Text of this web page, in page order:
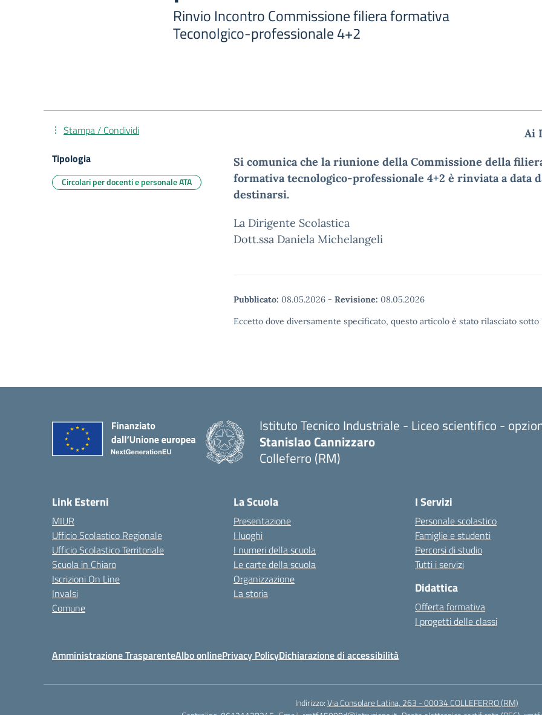
Rinvio Incontro Commissione filiera formativa
Teconolgico-professionale 4+2
Ai
Si comunica che la riunione della Commissione della
formativa tecnologico-professionale 4+2 è rinviata a data
destinarsi.
La Dirigente Scolastica
Dott.ssa Daniela Michelangeli
Pubblicato: 08.05.2026 - Revisione: 08.05.2026
Eccetto dove diversamente specificato, questo articolo è stato rilasciato
Stampa / Condividi
Tipologia
Circolari per docenti e personale ATA
Istituto Tecnico Industriale - Liceo scientifico -
Stanislao Cannizzaro
Colleferro (RM)
Link Esterni
MIUR
Ufficio Scolastico Regionale
Ufficio Scolastico Territoriale
Scuola in Chiaro
Iscrizioni On Line
Invalsi
Comune
La Scuola
Presentazione
I luoghi
I numeri della scuola
Le carte della scuola
Organizzazione
La storia
I Servizi
Personale scolastico
Famiglie e studenti
Percorsi di studio
Tutti i servizi
Didattica
Offerta formativa
I progetti delle classi
Amministrazione TrasparenteAlbo onlinePrivacy PolicyDichiarazione di accessibilità
Indirizzo:Via Consolare Latina, 263 - 00034 COLLEFERRO (RM)